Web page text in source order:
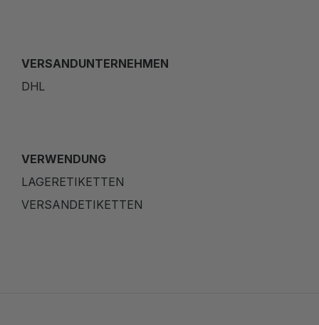
VERSANDUNTERNEHMEN
DHL
VERWENDUNG
LAGERETIKETTEN
VERSANDETIKETTEN